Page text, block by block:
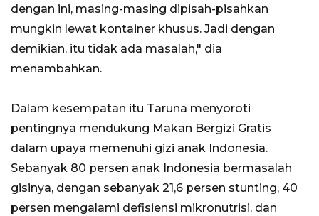
dengan ini, masing-masing dipisah-pisahkan
mungkin lewat kontainer khusus. Jadi dengan
demikian, itu tidak ada masalah," dia
menambahkan.
Dalam kesempatan itu Taruna menyoroti
pentingnya mendukung Makan Bergizi Gratis
dalam upaya memenuhi gizi anak Indonesia.
Sebanyak 80 persen anak Indonesia bermasalah
gisinya, dengan sebanyak 21,6 persen stunting, 40
persen mengalami defisiensi mikronutrisi, dan